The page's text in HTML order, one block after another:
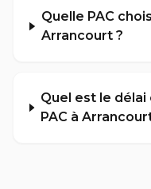
Quelle PAC
Arrancourt ?
Quel est le
PAC à